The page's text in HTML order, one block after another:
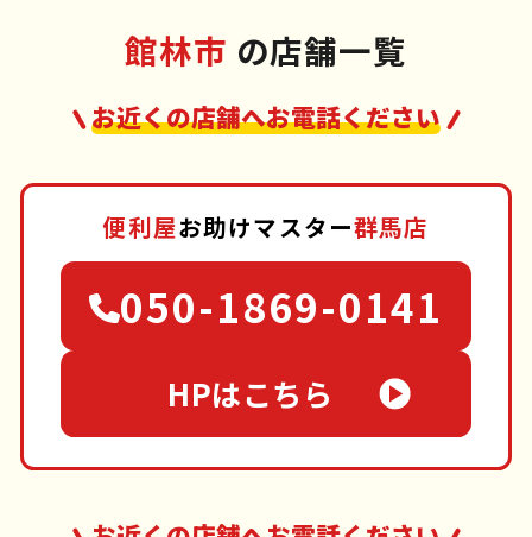
館林市 の店舗一覧
お近くの店舗へお電話ください
便利屋お助けマスター群馬店
050-1869-0141
HPはこちら